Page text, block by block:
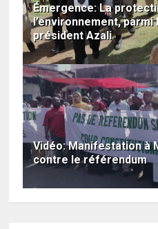
Émergence: La
l’environnement,
président Azali
Vidéo: Manifestation à
contre le référendum